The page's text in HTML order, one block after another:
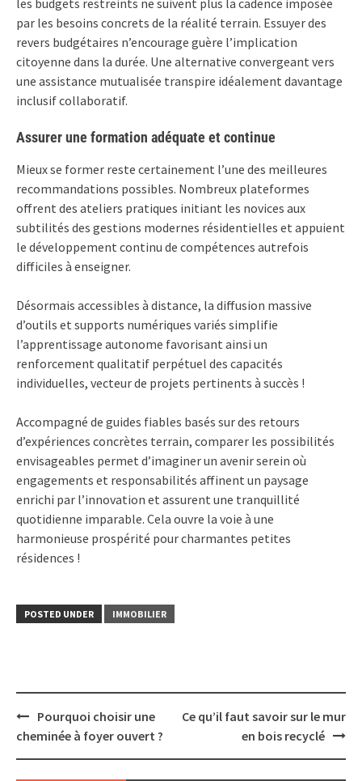
par les besoins concrets de la réalité terrain. Essuyer des
revers budgétaires n’encourage guère l’implication
citoyenne dans la durée. Une alternative convergeant vers
une assistance mutualisée transpire idéalement davantage
inclusif collaboratif.
Assurer une formation adéquate et continue
Mieux se former reste certainement l’une des meilleures
recommandations possibles. Nombreux plateformes
offrent des ateliers pratiques initiant les novices aux
subtilités des gestions modernes résidentielles et appuient
le développement continu de compétences autrefois
difficiles à enseigner.
Désormais accessibles à distance, la diffusion massive
d’outils et supports numériques variés simplifie
l’apprentissage autonome favorisant ainsi un
renforcement qualitatif perpétuel des capacités
individuelles, vecteur de projets pertinents à succès !
Accompagné de guides fiables basés sur des retours
d’expériences concrètes terrain, comparer les possibilités
envisageables permet d’imaginer un avenir serein où
engagements et responsabilités affinent un paysage
enrichi par l’innovation et assurent une tranquillité
quotidienne imparable. Cela ouvre la voie à une
harmonieuse prospérité pour charmantes petites
résidences !
POSTED UNDER IMMOBILIER
Post
navigation
Pourquoi choisir une
cheminée à foyer ouvert ?
Ce qu’il faut savoir sur le mur
en bois recyclé